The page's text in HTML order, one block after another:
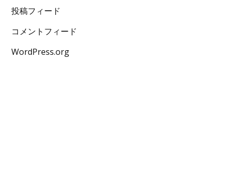
投稿フィード
コメントフィード
WordPress.org